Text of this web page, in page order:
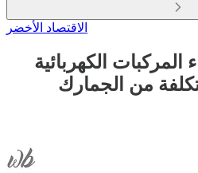
الاقتصاد الأخضر
المركبات الكهربائية
من الجمارك